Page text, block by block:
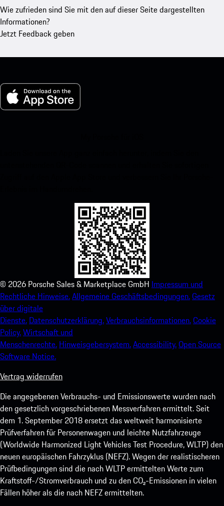
Wie zufrieden sind Sie mit den auf dieser Seite dargestellten
Informationen?
Jetzt Feedback geben
© 2026 Porsche Sales & Marketplace GmbH Impressum und
Rechtliche Hinweise.Allgemeine Geschäftsbedingungen.Gesetz
über digitale
Dienste. Datenschutzerklärung.Verbrauchsinformationen.Cookie
Policy.Wirtschaft und
Menschenrechte. Hinweisgebersystem.Accessibility.Open Source
Software Notice.
Vertrag widerrufen
Die angegebenen Verbrauchs- und Emissionswerte wurden nach
den gesetzlich vorgeschriebenen Messverfahren ermittelt. Seit
dem 1. September 2018 ersetzt das weltweit harmonisierte
Prüfverfahren für Personenwagen und leichte Nutzfahrzeuge
(Worldwide Harmonized Light Vehicles Test Procedure, WLTP) den
neuen europäischen Fahrzyklus (NEFZ). Wegen der realistischeren
Prüfbedingungen sind die nach WLTP ermittelten Werte zum
Kraftstoff-/Stromverbrauch und zu den CO₂-Emissionen in vielen
Fällen höher als die nach NEFZ ermittelten.